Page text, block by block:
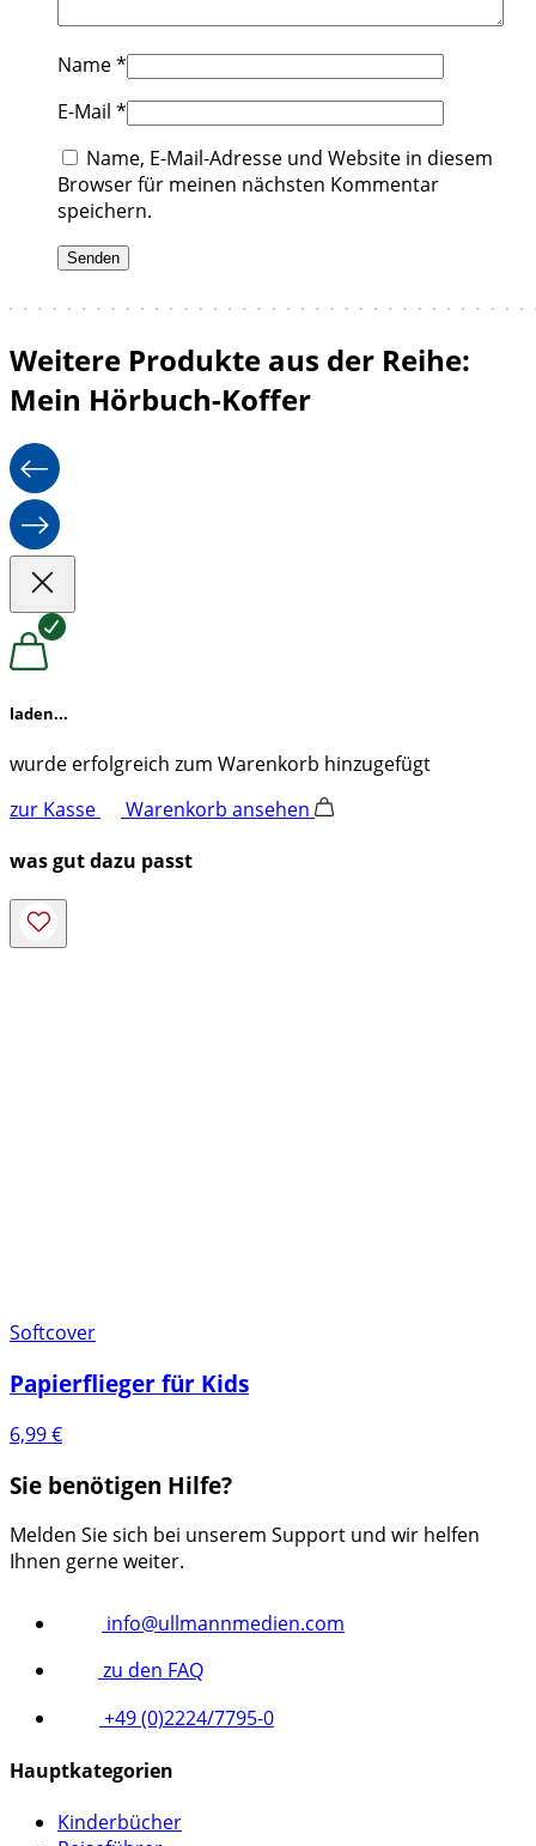
Name*
E-Mail *
Name, E-Mail-Adresse und Website in diesem
Browser für meinen nächsten Kommentar
speichern.
Weitere Produkte aus der Reihe:
Mein Hörbuch-Koffer
laden...
wurde erfolgreich zum Warenkorb hinzugefügt
zur Kasse
Warenkorb ansehen
was gut dazu passt
Softcover
Papierflieger für Kids
6,99€
Sie benötigen Hilfe?
Melden Sie sich bei unserem Support und wir helfen
Ihnen gerne weiter.
info@ullmannmedien.com
zu den FAQ
+49 (0)2224/7795-0
Hauptkategorien
Kinderbücher